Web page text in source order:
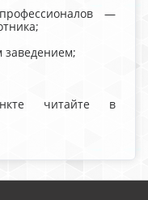
—
заведением;
читайте в